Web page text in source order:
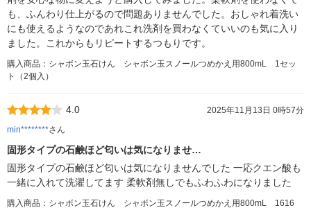
も、ふんわり仕上がるので問題ありませんでした。おしゃれ着洗い
にも使えるようなのであれこれ洗剤を買わなくていいのも気に入り
ました。これからもリピートするつもりです。
購入商品：シャボン玉石けん シャボン玉スノールつめかえ用800mL 1セッ
ト（2個入）
4.0
2025年11月13日 0時57分
min********さん
固形タイプの石鹸ほど匂いは気になりませ…
固形タイプの石鹸ほど匂いは気になりませんでした 一応クエン酸も
一緒に入れて洗濯してます 柔軟剤無しでもふわふわになりました
購入商品：シャボン玉石けん シャボン玉スノールつめかえ用800mL 1616